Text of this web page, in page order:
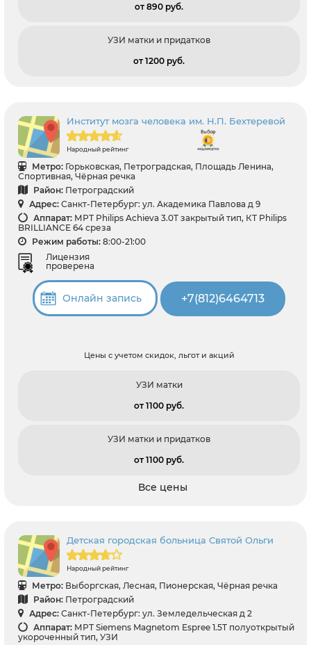
от 890 pуб.
УЗИ матки и придатков
от 1200 pуб.
Институт мозга человека им. Н.П. Бехтеревой
Народный рейтинг
Метро: Горьковская, Петроградская, Площадь Ленина,
Спортивная, Чёрная речка
Район: Петроградский
Адрес: Санкт-Петербург: ул. Академика Павлова д 9
Аппарат: МРТ Philips Achieva 3.0T закрытый тип, КТ Philips
BRILLIANCE 64 среза
Режим работы: 8:00-21:00
Лицензия
проверена
Онлайн запись +7(812)6464713
Цены с учетом скидок, льгот и акций
УЗИ матки
от 1100 pуб.
УЗИ матки и придатков
от 1100 pуб.
Все цены
Детская городская больница Святой Ольги
Народный рейтинг
Метро: Выборгская, Лесная, Пионерская, Чёрная речка
Район: Петроградский
Адрес: Санкт-Петербург: ул. Земледельческая д 2
Аппарат: МРТ Siemens Magnetom Espree 1.5T полуоткрытый
укороченный тип, УЗИ